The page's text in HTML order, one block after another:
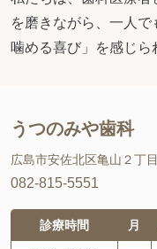
を磨きながら、一人で
噛める喜び」を感じら
うつのみや歯科
広島市安佐北区亀山２丁
082-815-5551
診療時間 月